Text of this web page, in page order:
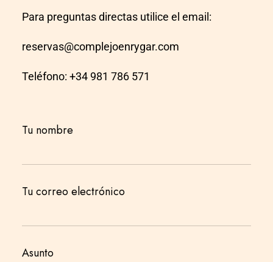
Para preguntas directas utilice el email:
reservas@complejoenrygar.com
Teléfono: +34 981 786 571
Tu nombre
Tu correo electrónico
Asunto